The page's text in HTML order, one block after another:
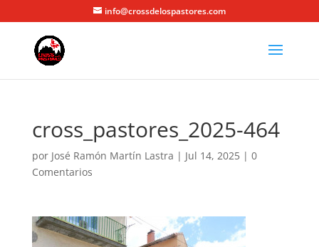
info@crossdelospastores.com
cross_pastores_2025-464
por José Ramón Martín Lastra | Jul 14, 2025| 0
Comentarios